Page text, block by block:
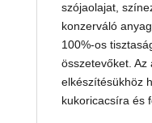
szójaolajat,
konzerváló
100%-os
összetevőket. Az
elkészítésükhöz
kukoricacsíra és